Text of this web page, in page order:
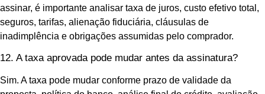
assinar, é importante analisar taxa de juros, custo efetivo total,
seguros, tarifas, alienação fiduciária, cláusulas de
inadimplência e obrigações assumidas pelo comprador.
12. A taxa aprovada pode mudar antes da assinatura?
Sim. A taxa pode mudar conforme prazo de validade da